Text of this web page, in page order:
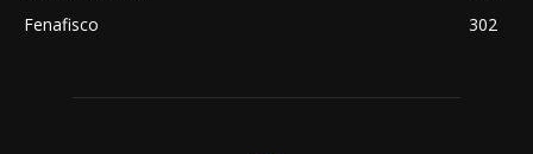
Fenafisco
302